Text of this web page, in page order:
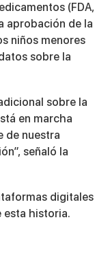
(FDA,
aprobación de la
niños menores
sobre la
sobre la
en marcha
de nuestra
señaló la
digitales
esta historia.